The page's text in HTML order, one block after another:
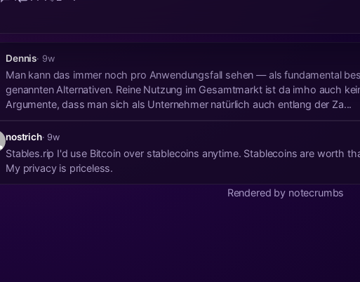
Dennis· 9w
Man kann das immer noch pro Anwendungsfall sehen — als fundamental
genannten Alternativen. Reine Nutzung im Gesamtmarkt ist da imho auch keine
Argumente, dass man sich als Unternehmer natürlich auch entlang der Za...
nostrich· 9w
Stables.rip I'd use Bitcoin over stablecoins anytime. Stablecoins are worth than fiat shitcoins. Monero is different I use it daily.
My privacy is priceless.
Rendered by notecrumbs